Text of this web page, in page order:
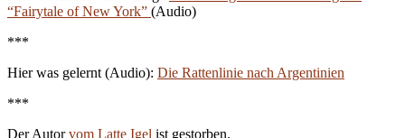
“Fairytale of New York” (Audio)
***
Hier was gelernt (Audio): Die Rattenlinie nach Argentinien
***
Der Autorvom Latte Igel ist gestorben.